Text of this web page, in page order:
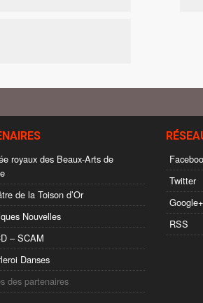
royaux des Beaux-Arts de
de la Toison d’Or
Nouvelles
– SCAM
Danses
des partenaires
Twitter
Google+
RSS